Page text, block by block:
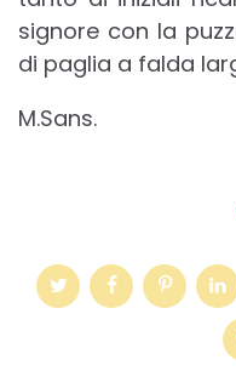
signore con la
di paglia a falda
M.Sans.